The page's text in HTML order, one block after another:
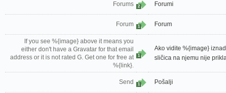
Forums 2 Forumi
Forum 1 Forum
If you see %{image} above it means you
either don't have a Gravatar for that email
address or it is not rated G. Get one for free at
%{link}.
1
Ako vidite %{image}
sličica na njemu nije
Send 1 Pošalji